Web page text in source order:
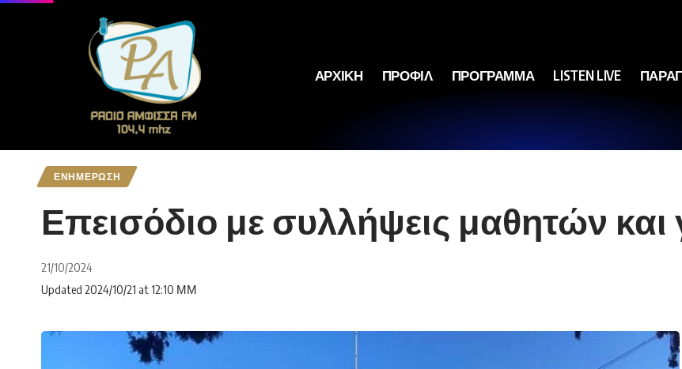
ΑΡΧΙΚΗ ΠΡΟΦΙΛ ΠΡΟΓΡΑΜΜΑ LISTEN LIVE
ΕΝΗΜΕΡΩΣΗ
Επεισόδιο με συλλήψεις μαθητών και
21/10/2024
Updated 2024/10/21 at 12:10 ΜΜ